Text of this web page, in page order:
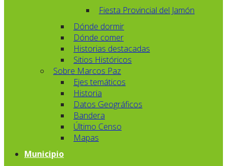
Fiesta Provincial del Jamón
Dónde dormir
Dónde comer
Historias destacadas
Sitios Históricos
Sobre Marcos Paz
Ejes temáticos
Historia
Datos Geográficos
Bandera
Último Censo
Mapas
Municipio